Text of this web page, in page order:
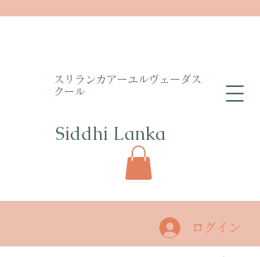
​スリランカアーユルヴェーダス
クール
Siddhi Lanka​
ログイン